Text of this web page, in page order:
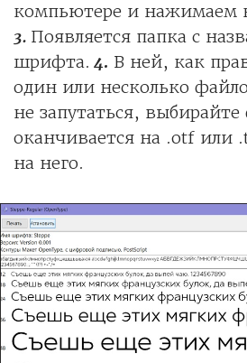
компьютере и нажимаем
3. Появляется папка с
шрифта. 4. В ней, как
один или несколько
не запутаться,
оканчивается на .otf
на него.